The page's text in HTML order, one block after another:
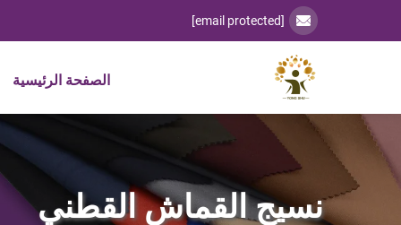
[email protected]
الصفحة الرئيسية
نسيج القماش القطني